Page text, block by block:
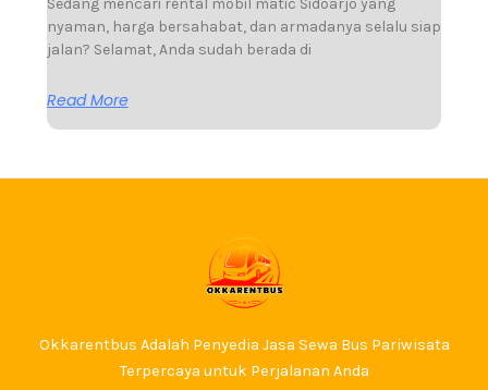
Sedang mencari rental mobil matic Sidoarjo yang
nyaman, harga bersahabat, dan armadanya selalu siap
jalan? Selamat, Anda sudah berada di
Read More
Okkarentbus Adalah Penyedia Jasa Sewa Bus Pariwisata
Terpercaya untuk Perjalanan Anda